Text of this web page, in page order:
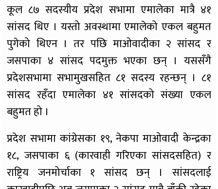
कूल ८७ सदस्यीय प्रदेश सभामा एमालेका मात्रै ४१
सांसद थिए । यस्तो अवस्थामा एमालेको एकल बहुमत
पुगेको थिएन । तर पछि माओवादीका २ सांसद र
जसपाका ४ सांसद पदमुक्त भएका छन् । यससँगै
प्रदेशसभामा सभामुखसहित ८१ सदस्य रहन्छन् । ८१
सांसद रहँदा एमालेका ४१ सांसदको संख्या एकल
बहुमत हो ।
प्रदेश सभामा कांग्रेसका १९, नेकपा माओवादी केन्द्रका
१८, जसपाका ६ (कारवाही गरिएका सांसदसहित) र
राष्ट्रिय जनमोर्चाका १ सांसद छन् । सांसदलाई